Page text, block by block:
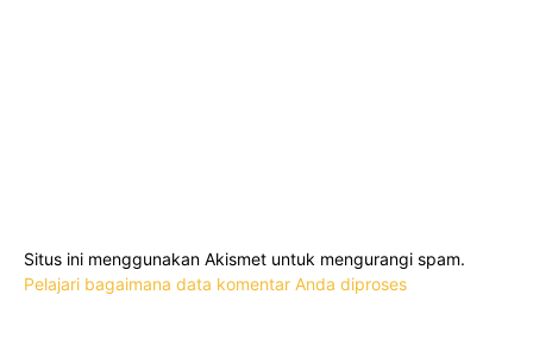
Situs ini menggunakan Akismet untuk mengurangi spam.
Pelajari bagaimana data komentar Anda diproses